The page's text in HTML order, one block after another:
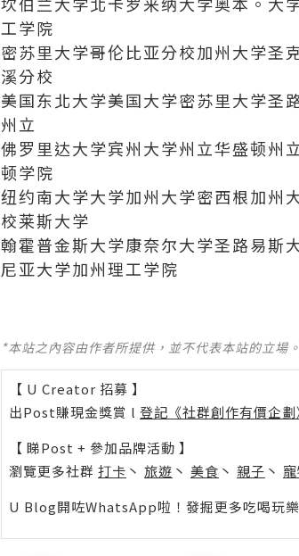
工学院
密苏里大学哥伦比亚分校加州大学圣
溪分校
美国东北大学美国大学密苏里大学圣
州立
佛罗里达大学宾州大学州立华盛顿州
顿学院
纽约南大学大学加州大学密西根加州
校莱斯大学
翰霍普金斯大学康奈尔大学圣路易斯
尼亚大学加州理工学院
*本站之內容由作者所提供，並不代表本站的立場
【 U Creator 招募 】
出Post賺現金獎賞 l 登記《社群創作有價企劃
【 睇Post + 參加品牌活動 】
瀏覽更多社群 打卡 丶 旅遊 丶 美食 丶 親子 丶
U Blog開咗WhatsApp啦！發掘更多吃喝玩樂